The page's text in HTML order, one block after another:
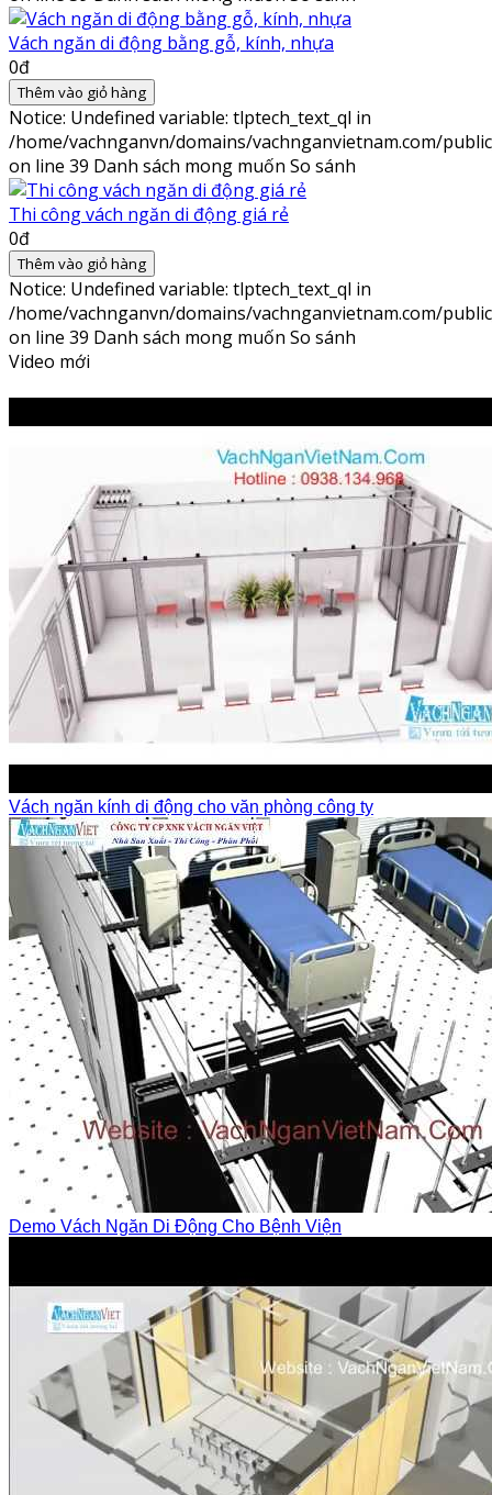
Vách ngăn di động bằng gỗ, kính, nhựa
0đ
Thêm vào giỏ hàng
Notice: Undefined variable: tlptech_text_ql in
/home/vachnganvn/domains/vachnganvietnam.com/
on line 39 Danh sách mong muốn So sánh
Thi công vách ngăn di động giá rẻ
0đ
Thêm vào giỏ hàng
Notice: Undefined variable: tlptech_text_ql in
/home/vachnganvn/domains/vachnganvietnam.com/
on line 39 Danh sách mong muốn So sánh
Video mới
Vách ngăn kính di động cho văn phòng công ty
Demo Vách Ngăn Di Động Cho Bệnh Viện